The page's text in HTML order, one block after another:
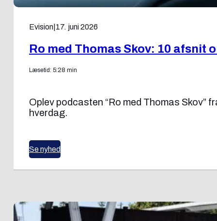
Evision 17. juni 2026
Ro med Thomas Skov: 10 afsnit
Læsetid: 5:28 min
Oplev podcasten “Ro med Thomas Skov”
hverdag.
Se nyhed